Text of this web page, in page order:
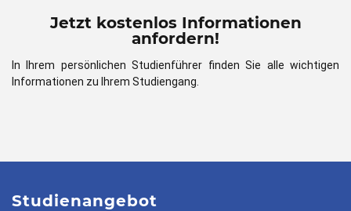
Jetzt kostenlos Informationen
anfordern!
In Ihrem persönlichen Studienführer finden Sie alle wichtigen
Informationen zu Ihrem Studiengang.
Studienangebot